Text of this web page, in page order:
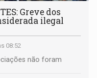
Greve dos
ilegal
08:52
não foram